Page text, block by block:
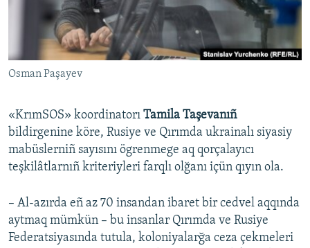
Osman Paşayev
«KrımSOS» koordinatorı Tamila Taşevanıñ
bildirgenine köre, Rusiye ve Qırımda ukrainalı siyasiy
mabüslerniñ sayısını ögrenmege aq qorçalayıcı
teşkilâtlarnıñ kriteriyleri farqlı olğanı içün qıyın ola.
– Al-azırda eñ az 70 insandan ibaret bir cedvel aqqında
aytmaq mümkün – bu insanlar Qırımda ve Rusiye
Federatsiyasında tutula, koloniyalarğa ceza çekmeleri